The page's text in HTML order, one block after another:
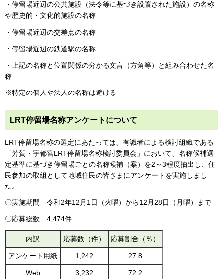
・停留場近辺の公共施設（法令等に基づき設置された施設）の名称
や歴史的・文化的施設の名称
・停留場近辺の交差点の名称
・停留場近辺の鉄道駅の名称
・上記の名称と位置関係の分かる文言（方角等）と組み合わせた名
称
※特定の個人や法人の名称は避ける
LRT停留場名称アンケートについて
LRT停留場名称の選定にあたっては、有識者による検討組織である
「芳賀・宇都宮LRT停留場名称検討委員会」において、名称候補選
定基準に基づき停留場ごとの名称候補（案）を2～3程度抽出し、住
民参加の取組として地域住民の皆さまにアンケートを実施しまし
た。
〇実施期間 令和2年12月1日（火曜）から12月28日（月曜）まで
〇応募総数 4,474件
内訳 応募数（件） 応募割合（％）
アンケート用紙 1,242 27.8
Web 3,232 72.2